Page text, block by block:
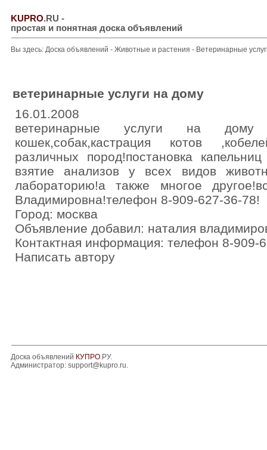
KUPRO.RU -
простая и понятная доска объявлений
Вы здесь: Доска объявлений - Животные и растения - Ветеринарные
ветеринарные услуги на дому
16.01.2008
ветеринарные услуги на дому
кошек,собак,кастрация котов
различных пород!постановка
взятие анализов у всех видов
лабораторию!а также многое
Владимировна!телефон 8-909-627-36-78!
Город: москва
Объявление добавил: наталия
Контактная информация: телефон 8-909-
Написать автору
Доска объявлений КУПРО.РУ.
Администратор: support@kupro.ru.